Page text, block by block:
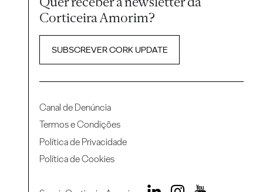
Corticeira Amorim?
SUBSCREVER CORK UPDATE
Canal de Denúncia
Termos e Condições
Política de Privacidade
Política de Cookies